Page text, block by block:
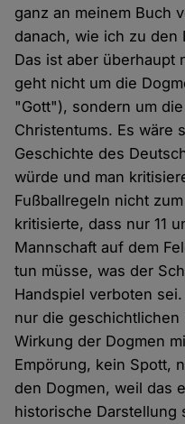
ganz an meinem Buch
danach, wie ich zu den
Das ist aber überhaupt
geht nicht um die
"Gott"), sondern um
Christentums. Es wäre
Geschichte des
würde und man
Fußballregeln nicht
kritisierte, dass nur 11
Mannschaft auf dem
tun müsse, was der
Handspiel verboten
nur die geschichtlichen
Wirkung der Dogmen
Empörung, kein Spott,
den Dogmen, weil das
historische Darstellung